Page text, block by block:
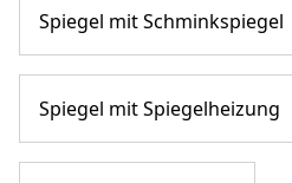
Spiegel mit Schminkspiegel
Spiegel mit Spiegelheizung